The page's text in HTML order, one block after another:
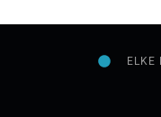
ELKE